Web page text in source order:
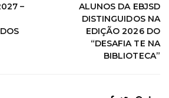
–
ALUNOS DA EBJSD
DISTINGUIDOS NA
EDIÇÃO 2026 DO
“DESAFIA TE NA
BIBLIOTECA”